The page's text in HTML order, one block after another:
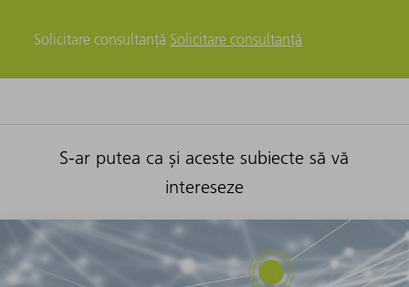
Solicitare consultanță Solicitare consultanță
S-ar putea ca și aceste subiecte să vă
intereseze